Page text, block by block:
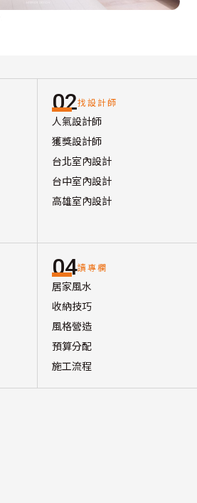
02找設計師
人氣設計師
獲獎設計師
台北室內設計
台中室內設計
高雄室內設計
04讀專欄
居家風水
收納技巧
風格營造
預算分配
施工流程